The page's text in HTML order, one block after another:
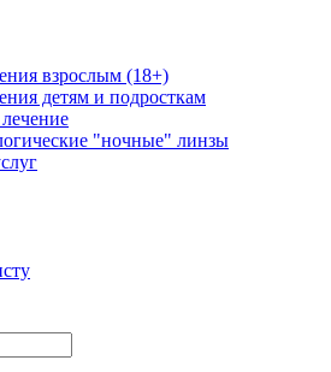
взрослым (18+)
детям и подросткам
"ночные" линзы